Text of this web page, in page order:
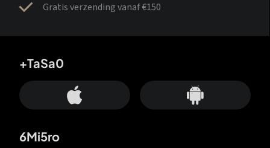
Gratis verzending vanaf €150
+TaSa0
6Mi5ro